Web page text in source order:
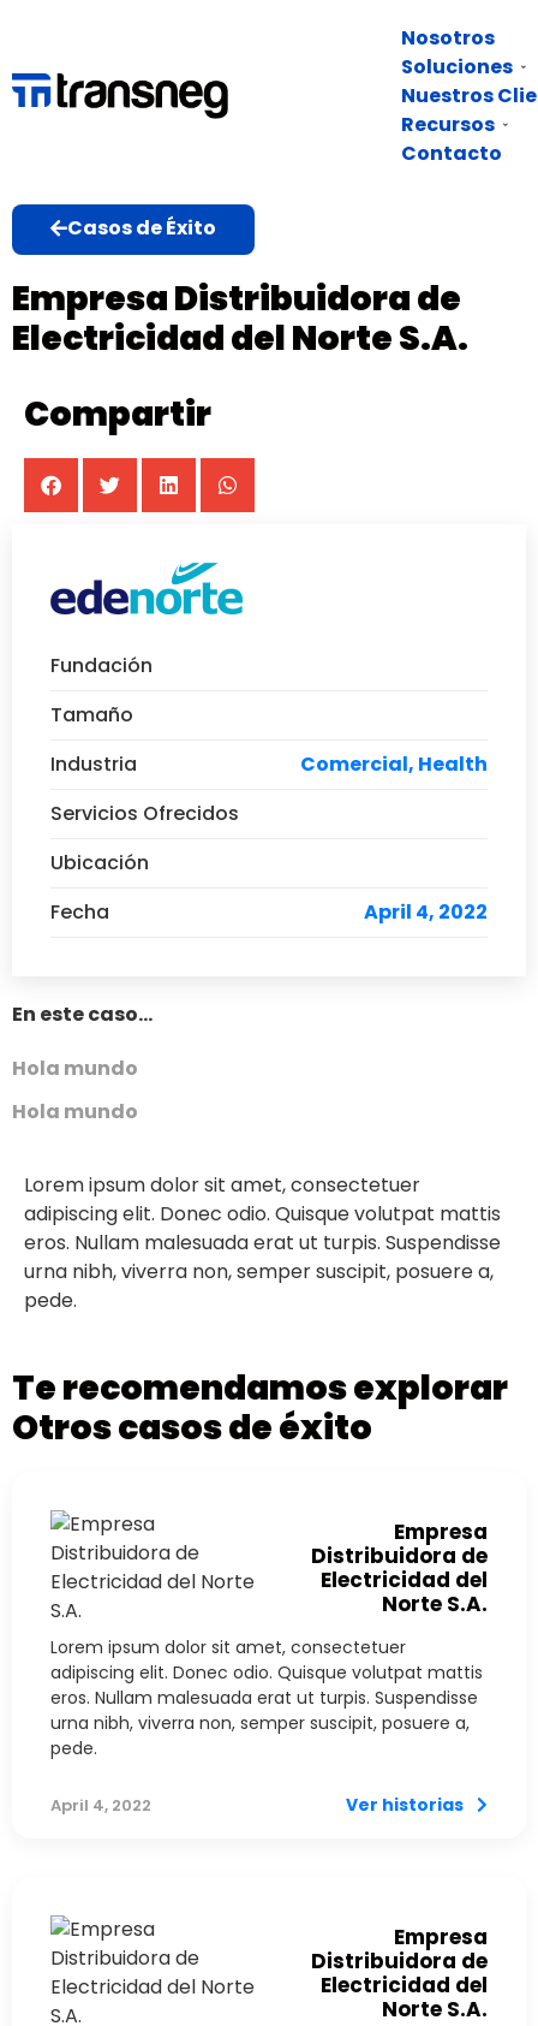
Nosotros
Soluciones
Nuestros
Recursos
Contacto
Casos de Éxito
Empresa Distribuidora de
Electricidad del Norte S.A.
Compartir
Fundación
Tamaño
Industria
Comercial, Health
Servicios Ofrecidos
Ubicación
Fecha
April 4, 2022
En este caso...
Hola mundo
Hola mundo
Lorem ipsum dolor sit amet, consectetuer
adipiscing elit. Donec odio. Quisque volutpat mattis
eros. Nullam malesuada erat ut turpis. Suspendisse
urna nibh, viverra non, semper suscipit, posuere a,
pede.
Te recomendamos explorar
Otros casos de éxito
Empresa
Distribuidora de
Electricidad del
Norte S.A.
Lorem ipsum dolor sit amet, consectetuer
adipiscing elit. Donec odio. Quisque volutpat mattis
eros. Nullam malesuada erat ut turpis. Suspendisse
urna nibh, viverra non, semper suscipit, posuere a,
pede.
April 4, 2022 Ver historias
Empresa
Distribuidora de
Electricidad del
Norte S.A.